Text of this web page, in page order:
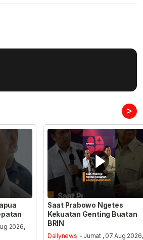
>
2026,
Saat Prabowo Ngetes
Kekuatan Genting Buatan
BRIN
Dailynews - Jumat , 07 Aug 2026,